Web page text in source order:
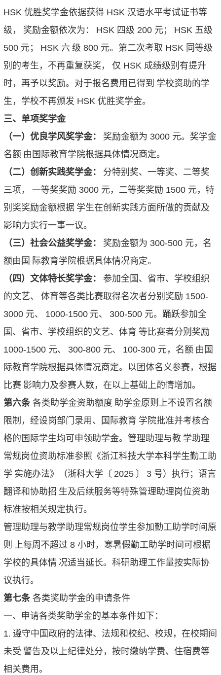
HSK 优胜奖学金依据获得 HSK 汉语水平考试证书等
级，
奖励金额依次为： HSK 四级 200 元； HSK 五级
500 元； HSK 六 级 800 元。第二次考取 HSK 同等级
别的考生，不再重复获奖，
仅 HSK 成绩级别有提升
时，再予以奖励。对于报名费用已得到 学校资助的学
生，学校不再颁发 HSK 优胜奖学金。
三、单项奖学金
（一）优良学风奖学金：
奖励金额为 3000 元。奖学金
名额 由国际教育学院根据具体情况商定。
（二）创新实践奖学金：
分特别奖、一等奖、二等奖
三项，
一等奖奖励 3000 元，二等奖奖励 1500 元，特
别奖奖励金额根据 学生在创新实践方面所做的贡献及
影响力实行一事一议。
（三）社会公益奖学金：
奖励金额为 300-500 元，名
额由国 际教育学院根据具体情况商定。
（四）文体特长奖学金：
参加全国、省市、学校组织
的文艺、
体育等各类比赛取得名次者分别奖励 1500-
3000 元、 1000-1500 元、 300-500 元。踊跃参加全
国、省市、学校组织的文艺、体育 等比赛者分别奖励
1000-1500 元、 300-800 元、 100-300 元，名额 由国
际教育学院根据具体情况商定。以团体名义参赛，根据
比赛 影响力及参赛人数，在以上基础上酌情增加。
第六条 各类助学金资助额度 助学金原则上不设置名额
限制，经设岗部门录用、国际教育 学院批准并考核合
格的国际学生均可申领助学金。管理助理与教 学助理
常规岗位资助标准参照《浙江科技大学本科学生勤工助
学 实施办法》（浙科大学〔 2025 〕 3 号）执行；语言
翻译和协助招 生及后续服务等特殊管理助理岗位资助
标准按相关规定执行。
管理助理与教学助理常规岗位学生参加勤工助学时间原
则 上每周不超过 8 小时，寒暑假勤工助学时间可根据
学校的具体情 况适当延长。科研助理工作量按实际协
议执行。
第七条 各类奖助学金的申请条件
一、申请各类奖助学金的基本条件如下：
1. 遵守中国政府的法律、法规和校纪、校规，在校期间
未受 警告及以上纪律处分，按时缴纳学费、住宿费等
相关费用。